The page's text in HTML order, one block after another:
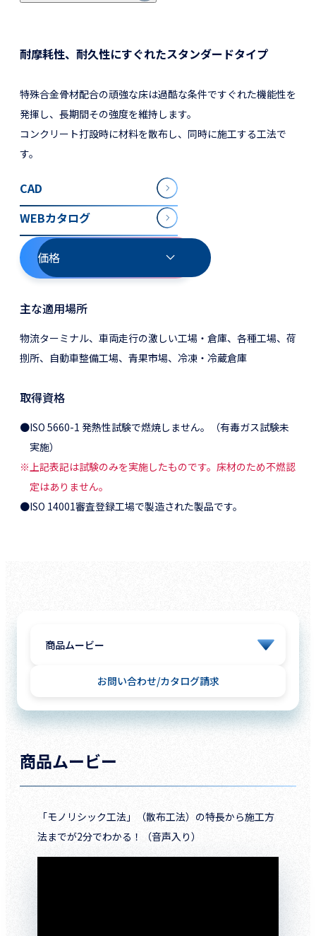
耐摩耗性、耐久性にすぐれたスタンダードタイプ
特殊合金骨材配合の頑強な床は過酷な条件ですぐれた機能性を
発揮し、長期間その強度を維持します。
コンクリート打設時に材料を散布し、同時に施工する工法で
す。
CAD
WEBカタログ
価格
主な適用場所
物流ターミナル、車両走行の激しい工場・倉庫、各種工場、荷
捌所、自動車整備工場、青果市場、冷凍・冷蔵倉庫
取得資格
●ISO 5660-1 発熱性試験で燃焼しません。（有毒ガス試験未
実施）
※上記表記は試験のみを実施したものです。床材のため不燃認
定はありません。
●ISO 14001審査登録工場で製造された製品です。
お問い合わせ カタログ請求
商品ムービー
「モノリシック工法」（散布工法）の特長から施工方
法までが2分でわかる！（音声入り）